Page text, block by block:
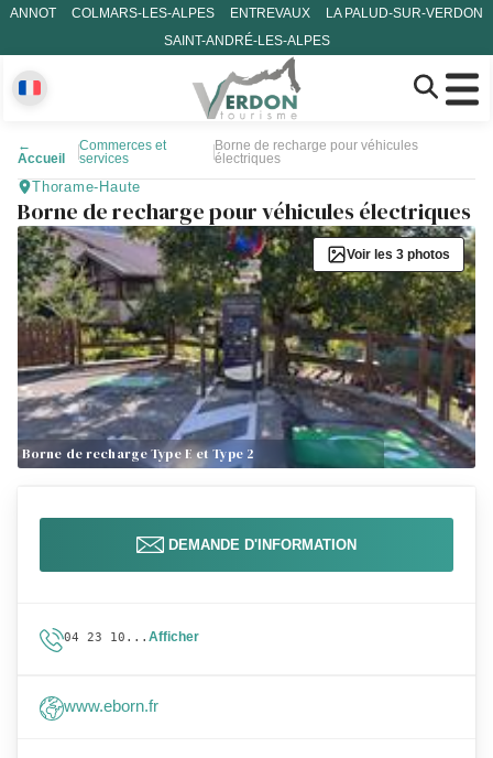
ANNOT COLMARS-LES-ALPES ENTREVAUX
LA PALUD-SUR-VERDON
SAINT-ANDRÉ-LES-ALPES
←
Accueil
Commerces et
services
Borne de recharge pour véhicules
électriques
Thorame-Haute
Borne de recharge pour véhicules électriques
Borne de recharge Type E et Type 2
Voir les 3 photos
DEMANDE D'INFORMATION
04 23 10... Afficher
www.eborn.fr